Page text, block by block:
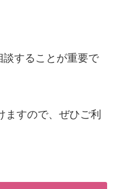
談することが重要で
ますので、ぜひご利